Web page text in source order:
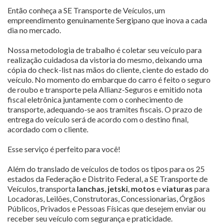
Então conheça a SE Transporte de Veículos, um
empreendimento genuinamente Sergipano que inova a cada
dia no mercado.
Nossa metodologia de trabalho é coletar seu veículo para
realização cuidadosa da vistoria do mesmo, deixando uma
cópia do check-list nas mãos do cliente, ciente do estado do
veículo. No momento do embarque do carro é feito o seguro
de roubo e transporte pela Allianz-Seguros e emitido nota
fiscal eletrônica juntamente com o conhecimento de
transporte, adequando-se aos tramites fiscais. O prazo de
entrega do veículo será de acordo com o destino final,
acordado com o cliente.
Esse serviço é perfeito para você!
Além do translado de veículos de todos os tipos para os 25
estados da Federação e Distrito Federal, a SE Transporte de
Veículos, transporta lanchas, jetski, motos eviaturas para
Locadoras, Leilões, Construtoras, Concessionarias, Órgãos
Públicos, Privados e Pessoas Físicas que desejem enviar ou
receber seu veículo com segurança e praticidade.